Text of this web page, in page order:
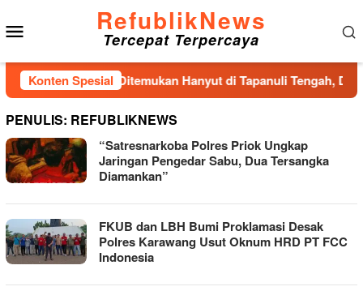
ke
konten
RefublikNews
Tercepat Terpercaya
Konten Spesial
Jasad Pria Ditemukan Hanyut di Tapanuli Tengah,
PENULIS: REFUBLIKNEWS
“Satresnarkoba Polres Priok Ungkap
Jaringan Pengedar Sabu, Dua Tersangka
Diamankan”
FKUB dan LBH Bumi Proklamasi Desak
Polres Karawang Usut Oknum HRD PT FCC
Indonesia